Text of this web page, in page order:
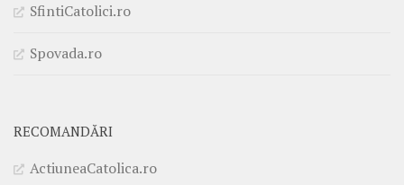
SfintiCatolici.ro
Spovada.ro
RECOMANDĂRI
ActiuneaCatolica.ro